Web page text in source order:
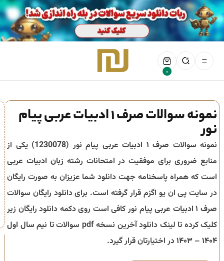
0
نمونه سوالات صرف 1 ادبیات عربی پیام
نور
نمونه سوالات صرف ۱ ادبیات عربی پیام نور (1230078) یکی از
منابع ضروری برای موفقیت در امتحانات رشته زبان ادبیات عربی
است که همراه پاسخنامه جهت دانلود شما عزیزان به صورت رایگان
در سایت پی ان یو اگزم قرار گرفته است. برای دانلود رایگان سوالات
صرف ۱ ادبیات عربی
پیام نور کافی است روی دکمه دانلود رایگان زیر
کلیک کرده تا لینک دانلود آخرین نسخه pdf سوالات تا
نیم سال اول
۱۴۰۴ – ۱۴۰۳
در اختیارتان قرار گیرد.